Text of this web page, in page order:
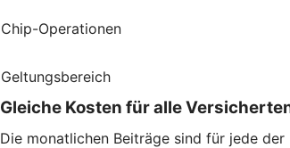
Chip-Operationen
Geltungsbereich
Gleiche Kosten für alle
Die monatlichen Beiträge sind für jede